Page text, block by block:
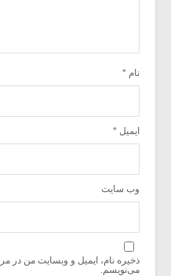
نام *
ایمیل *
وب‌ سایت
ذخیره نام، ایمیل و وبسایت من در
می‌نویسم.